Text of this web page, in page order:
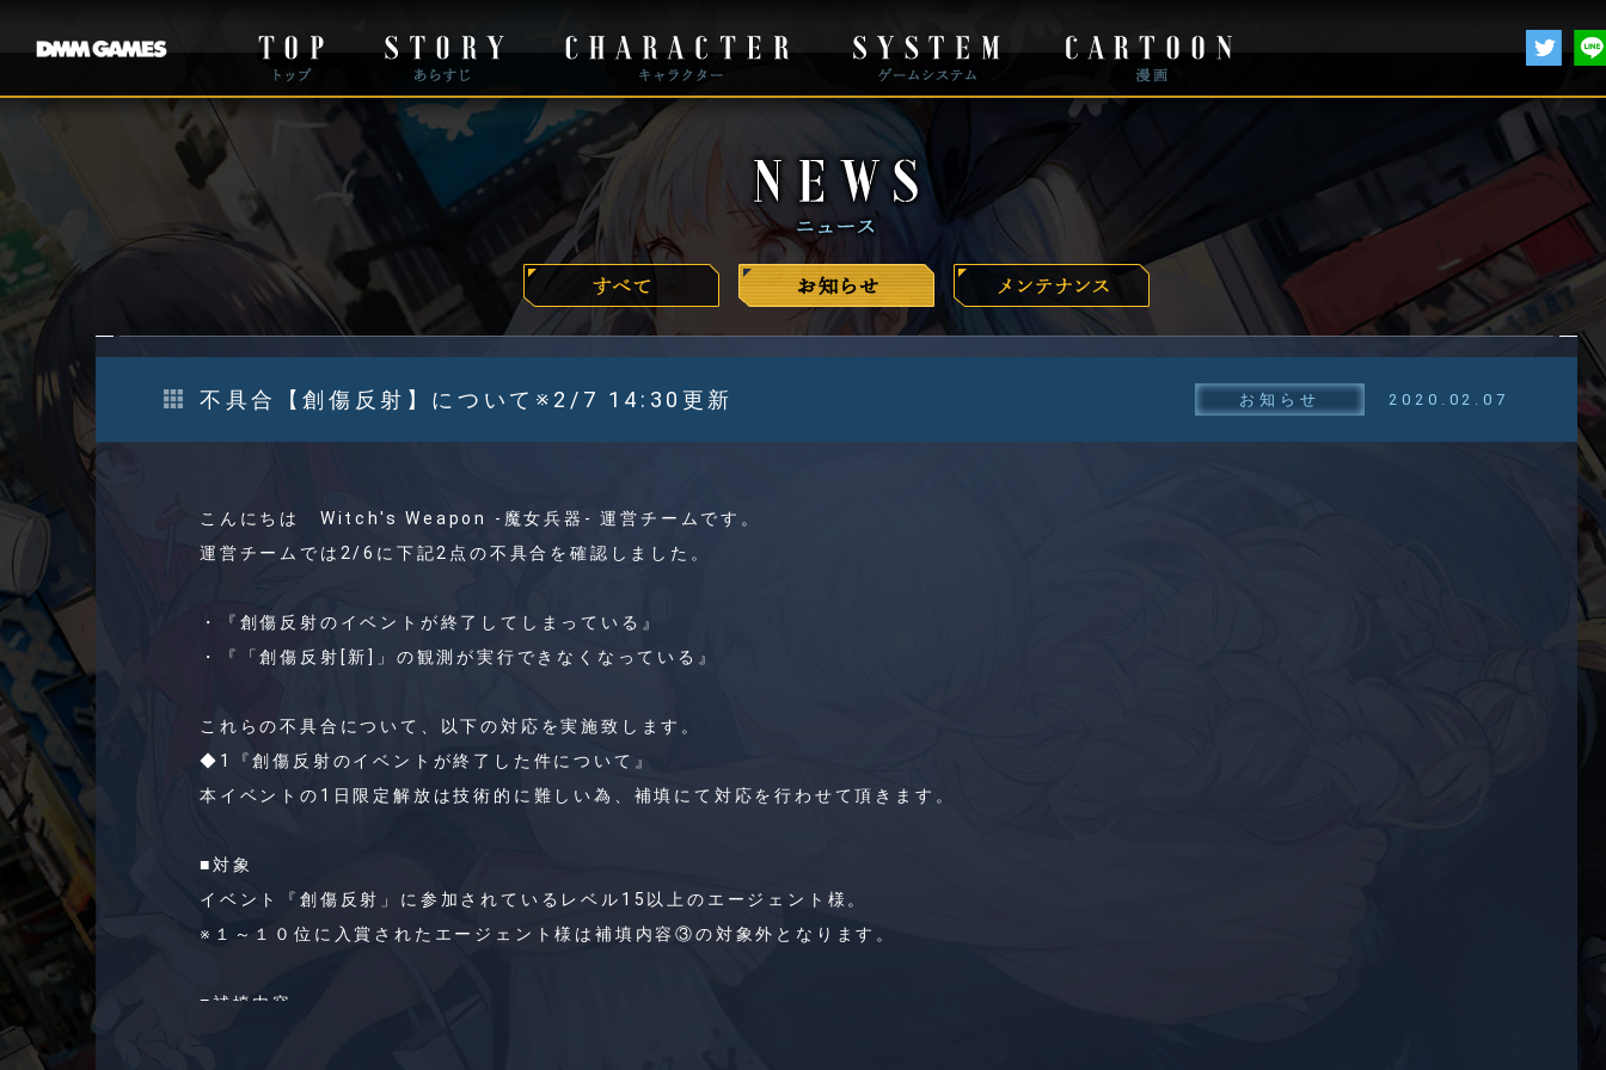
お知らせ 2020.02.07
不具合【創傷反射】について※2/7 14:30更新
こんにちは Witch's Weapon -魔女兵器- 運営チームです。
運営チームでは2/6に下記2点の不具合を確認しました。
・『創傷反射のイベントが終了してしまっている』
・『「創傷反射[新]」の観測が実行できなくなっている』
これらの不具合について、以下の対応を実施致します。
◆1『創傷反射のイベントが終了した件について』
本イベントの1日限定解放は技術的に難しい為、補填にて対応を行わせて頂きます。
■対象
イベント『創傷反射」に参加されているレベル15以上のエージェント様。
※１～１０位に入賞されたエージェント様は補填内容③の対象外となります。
■補填内容